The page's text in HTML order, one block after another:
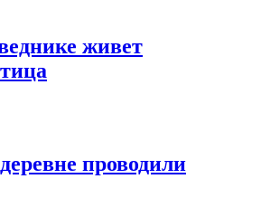
живет
проводили